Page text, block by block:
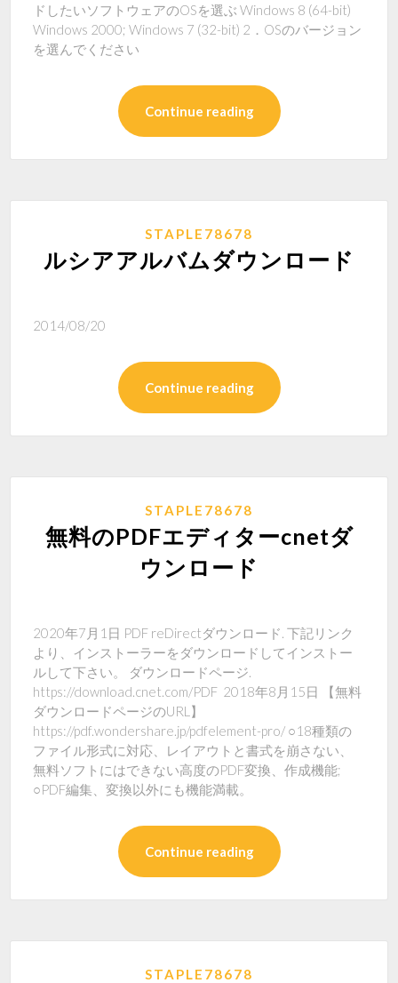
ドしたいソフトウェアのOSを選ぶ Windows 8 (64-bit)
Windows 2000; Windows 7 (32-bit) 2．OSのバージョン
を選んでください
Continue reading
STAPLE78678
ルシアアルバムダウンロード
2014/08/20
Continue reading
STAPLE78678
無料のPDFエディターcnetダ
ウンロード
2020年7月1日 PDF reDirectダウンロード. 下記リンク
より、インストーラーをダウンロードしてインストー
ルして下さい。 ダウンロードページ.
https://download.cnet.com/PDF 2018年8月15日 【無料
ダウンロードページのURL】
https://pdf.wondershare.jp/pdfelement-pro/ ○18種類の
ファイル形式に対応、レイアウトと書式を崩さない、
無料ソフトにはできない高度のPDF変換、作成機能;
○PDF編集、変換以外にも機能満載。
Continue reading
STAPLE78678